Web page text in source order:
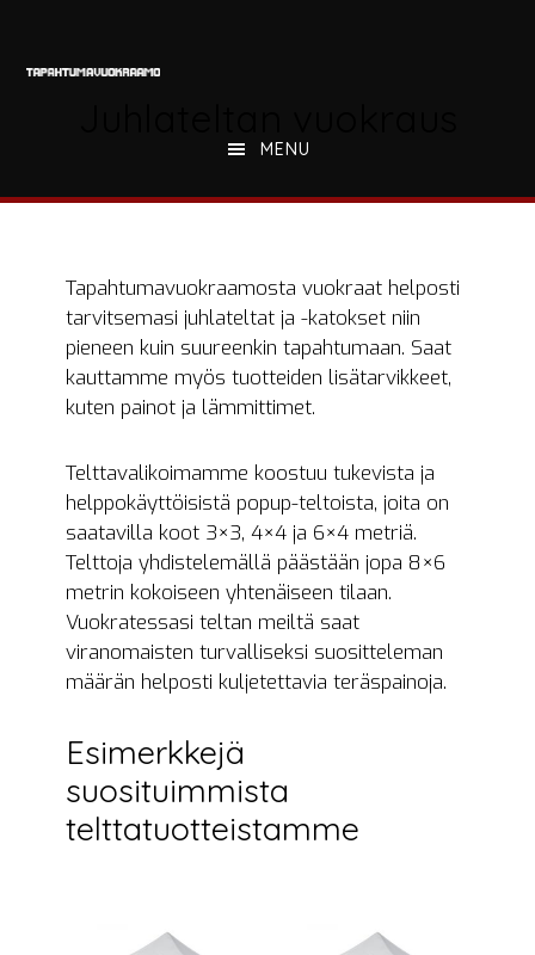
MENU
Tapahtumavuokraamosta vuokraat helposti
tarvitsemasi juhlateltat ja -katokset niin
pieneen kuin suureenkin tapahtumaan. Saat
kauttamme myös tuotteiden lisätarvikkeet,
kuten painot ja lämmittimet.
Telttavalikoimamme koostuu tukevista ja
helppokäyttöisistä popup-teltoista, joita on
saatavilla koot 3×3, 4×4 ja 6×4 metriä.
Telttoja yhdistelemällä päästään jopa 8×6
metrin kokoiseen yhtenäiseen tilaan.
Vuokratessasi teltan meiltä saat
viranomaisten turvalliseksi suositteleman
määrän helposti kuljetettavia teräspainoja.
Esimerkkejä
suosituimmista
telttatuotteistamme